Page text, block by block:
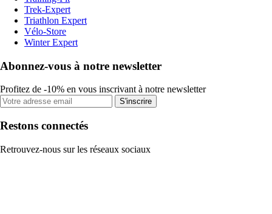
Trek-Expert
Triathlon Expert
Vélo-Store
Winter Expert
Abonnez-vous à notre newsletter
Profitez de -10% en vous inscrivant à notre newsletter
S'inscrire
Restons connectés
Retrouvez-nous sur les réseaux sociaux